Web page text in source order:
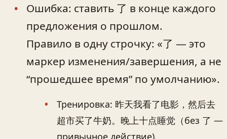
Ошибка: ставить 了 в конце каждого
предложения о прошлом.
Правило в одну строчку: «了 — это
маркер изменения/завершения, а не
“прошедшее время” по умолчанию».
Тренировка: 昨天我看了电影，然后去
超市买了牛奶。晚上十点睡觉（без 了 —
привычное действие).